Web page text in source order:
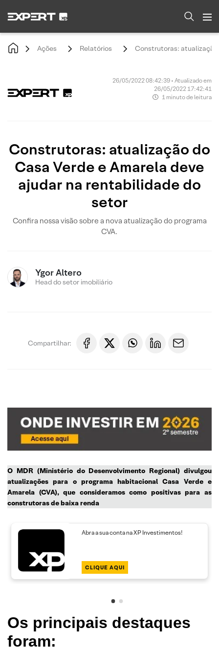
Ações Relatórios Construtoras: atualização
26/05/2022 08:42:39 • Atualizado em
26/05/2022 17:42:41
1 minuto de leitura
Construtoras: atualização do
Casa Verde e Amarela deve
ajudar na rentabilidade do
setor
Confira nossa visão sobre a nova atualização do programa
CVA.
Ygor Altero
Head do setor imobiliário
Compartilhar:
O MDR (Ministério do Desenvolvimento Regional) divulgou
atualizações para o programa habitacional Casa Verde e
Amarela (CVA), que consideramos como positivas para as
construtoras de baixa renda
Abra a sua conta na XP Investimentos!
CLIQUE AQUI
Os principais destaques
foram: